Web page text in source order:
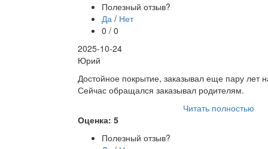
Полезный отзыв?
Да / Нет
0 / 0
2025-10-24
Юрий
Достойное покрытие, заказывал еще пару лет
Сейчас обращался заказывал родителям.
Читать полностью
Оценка: 5
Полезный отзыв?